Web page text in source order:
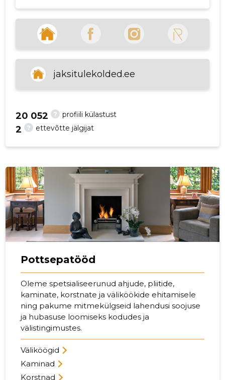
jaksitulekolded.ee
? profiili külastust
20 052
? ettevõtte jälgijat
2
Pottsepatööd
Oleme spetsialiseerunud ahjude, pliitide,
kaminate, korstnate ja väliköökide ehitamisele
ning pakume mitmekülgseid lahendusi soojuse
ja hubasuse loomiseks kodudes ja
välistingimustes.
Väliköögid
Kaminad
Korstnad